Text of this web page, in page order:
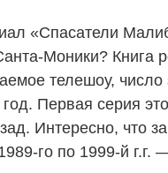
«Спасатели
Моники? Книга
телешоу, число
Первая серия
Интересно, что
го по 1999-й г.г.